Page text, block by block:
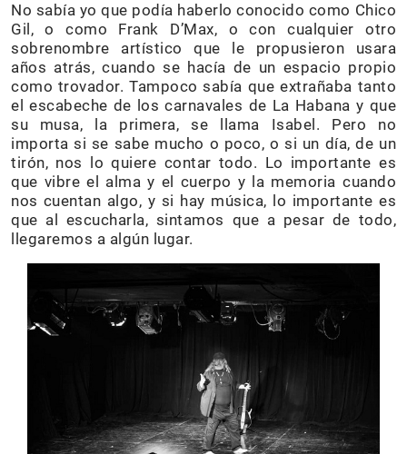
No sabía yo que podía haberlo conocido como Chico
Gil, o como Frank D’Max, o con cualquier otro
sobrenombre artístico que le propusieron usara
años atrás, cuando se hacía de un espacio propio
como trovador. Tampoco sabía que extrañaba tanto
el escabeche de los carnavales de La Habana y que
su musa, la primera, se llama Isabel. Pero no
importa si se sabe mucho o poco, o si un día, de un
tirón, nos lo quiere contar todo. Lo importante es
que vibre el alma y el cuerpo y la memoria cuando
nos cuentan algo, y si hay música, lo importante es
que al escucharla, sintamos que a pesar de todo,
llegaremos a algún lugar.